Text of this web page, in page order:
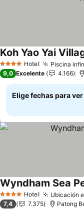
4 EstrellasHotel Piscina
Koh Yao Yai
9,0 Excelente 4.166
Elige fechas para
4 EstrellasHotel Ubicación
Wyndham Sea
7,4 7.375 Patong